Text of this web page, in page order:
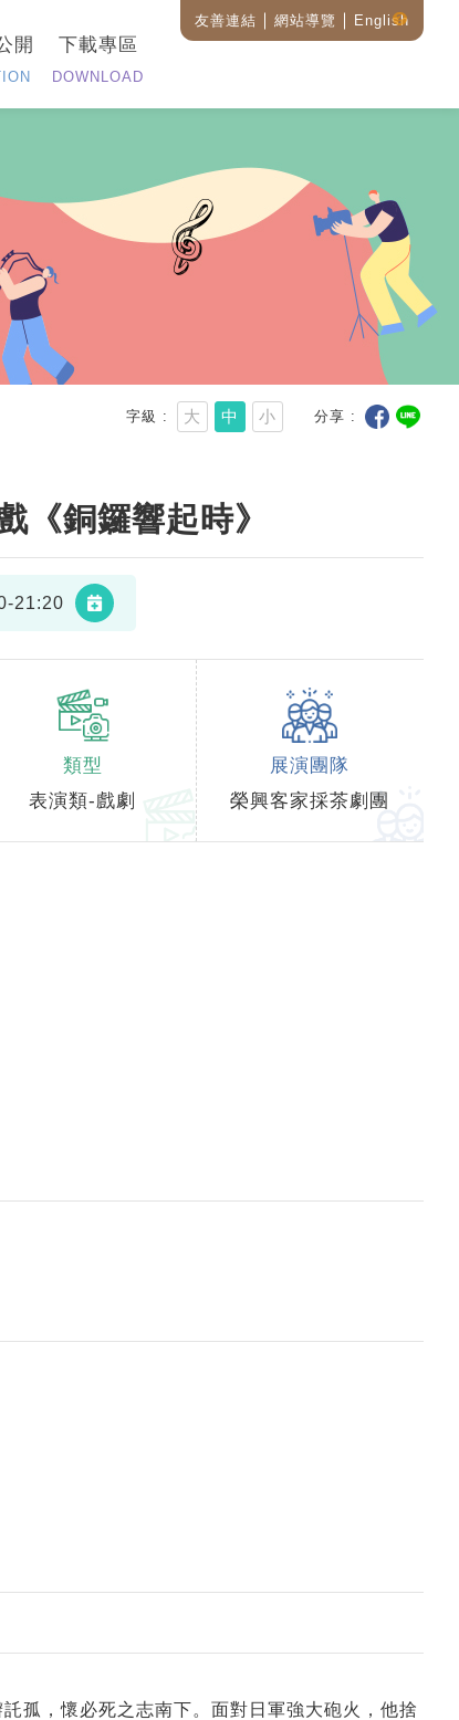
開 下載專區
DOWNLOAD
友善連結 網站導覽 English
字級 大 中 小 分享
《銅鑼響起時》
21:20
類型
表演類-戲劇
展演團隊
榮興客家採茶劇團
孤，懷必死之志南下。面對日軍強大砲火，他捨